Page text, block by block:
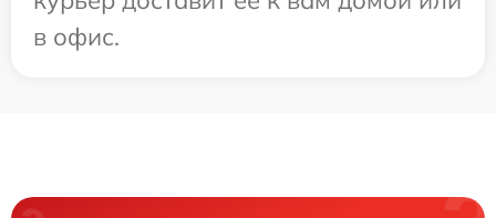
в офис.